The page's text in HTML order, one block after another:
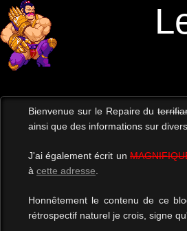
Bienvenue sur le Repaire du
ainsi que des informations sur
J'ai également écrit un
à cette adresse
Honnêtement le contenu de ce
rétrospectif naturel je crois, signe